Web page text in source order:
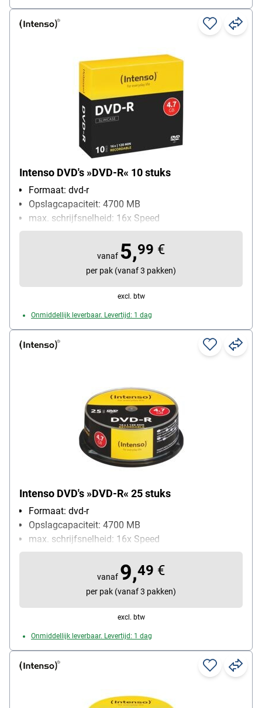
Intenso DVD's »DVD-R« 10 stuks
Formaat: dvd-r
Opslagcapaciteit: 4700 MB
max. schrijfsnelheid: 16x Speed
Inhoud per pak: 10 stuk(s)
vanaf 5,99 €
per pak (vanaf 3 pakken)
excl. btw
Onmiddellijk leverbaar. Levertijd: 1 dag
Intenso DVD's »DVD-R« 25 stuks
Formaat: dvd-r
Opslagcapaciteit: 4700 MB
max. schrijfsnelheid: 16x Speed
Inhoud per pak: 25 stuk(s)
vanaf 9,49 €
per pak (vanaf 3 pakken)
excl. btw
Onmiddellijk leverbaar. Levertijd: 1 dag